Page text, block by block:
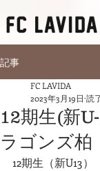
記事
12期生(新
ラゴンズ柏
FC LAVIDA
2023年3月19日 読
12期生（新U13）